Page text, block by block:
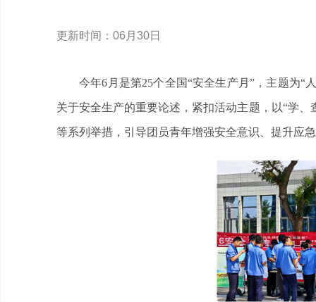
更新时间：06月30日
今年6月是第25个全国“安全生产月”，主题为
关于安全生产的重要论述，紧扣活动主题，以“学
等系列举措，引导团员青年增强安全意识、提升应